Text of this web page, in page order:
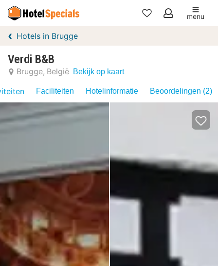
Mijn
menu
Hotels in Brugge
Verdi B&B
Brugge België Bekijk op kaart
Faciliteiten Hotelinformatie Beoordelingen (2)